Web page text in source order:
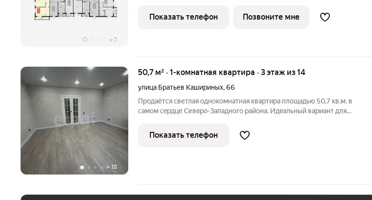
+ 7
этажный дом комфорт-класса из трехслойных панелей завода
«Бетотек». В доме
Показать телефон Позвоните мне
+ 18
50,7 м² · 1-комнатная квартира · 3 этаж из 14
улица Братьев Кашириных,66
Пpoдaётся светлaя однокомнатнaя кваpтиpa площадью 50,7 кв.м. в
самoм сeрдце Севeро-Западнoгo рaйона. Идeaльный вaриaнт для
Показать телефон